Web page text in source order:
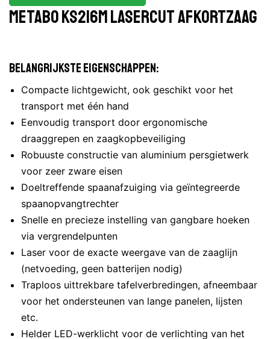
Metabo KS216M Lasercut afkortzaag
Belangrijkste eigenschappen:
Compacte lichtgewicht, ook geschikt voor het
transport met één hand
Eenvoudig transport door ergonomische
draaggrepen en zaagkopbeveiliging
Robuuste constructie van aluminium persgietwerk
voor zeer zware eisen
Doeltreffende spaanafzuiging via geïntegreerde
spaanopvangtrechter
Snelle en precieze instelling van gangbare hoeken
via vergrendelpunten
Laser voor de exacte weergave van de zaaglijn
(netvoeding, geen batterijen nodig)
Traploos uittrekbare tafelverbredingen, afneembaar
voor het ondersteunen van lange panelen, lijsten
etc.
Helder LED-werklicht voor de verlichting van het